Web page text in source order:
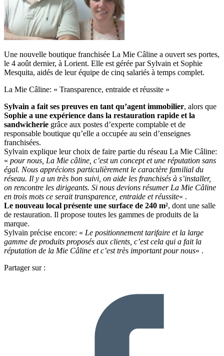
Une nouvelle boutique franchisée La Mie Câline a ouvert ses portes,
le 4 août dernier, à Lorient. Elle est gérée par Sylvain et Sophie
Mesquita, aidés de leur équipe de cinq salariés à temps complet.
La Mie Câline: « Transparence, entraide et réussite »
Sylvain a fait ses preuves en tant qu’agent immobilier, alors que
Sophie a une expérience dans la restauration rapide et la
sandwicherie grâce aux postes d’experte comptable et de
responsable boutique qu’elle a occupée au sein d’enseignes
franchisées.
Sylvain explique leur choix de faire partie du réseau La Mie Câline:
« pour nous, La Mie câline, c’est un concept et une réputation sans
égal. Nous apprécions particulièrement le caractère familial du
réseau. Il y a un très bon suivi, on aide les franchisés à s’installer,
on rencontre les dirigeants. Si nous devions résumer La Mie Câline
en trois mots ce serait transparence, entraide et réussite« .
Le nouveau local présente une surface de 240 m², dont une salle
de restauration. Il propose toutes les gammes de produits de la
marque.
Sylvain précise encore: « Le positionnement tarifaire et la large
gamme de produits proposés aux clients, c’est cela qui a fait la
réputation de la Mie Câline et c’est très important pour nous« .
Partager sur :